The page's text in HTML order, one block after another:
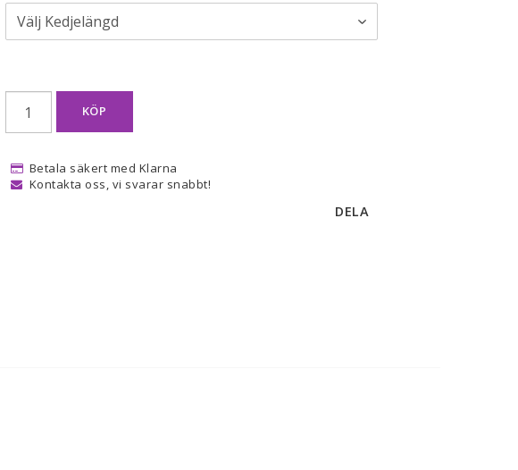
KÖP
Betala säkert med Klarna
Kontakta oss, vi svarar snabbt!
DELA